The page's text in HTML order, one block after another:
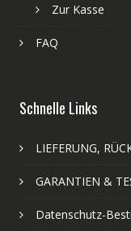
Zur Kasse
FAQ
Schnelle Links
LIEFERUNG,
GARANTIEN &
Datenschutz-